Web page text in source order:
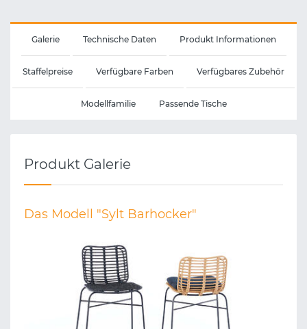
Galerie Technische Daten Produkt Informationen
Staffelpreise Verfügbare Farben Verfügbares Zubehör
Modellfamilie Passende Tische
Produkt Galerie
Das Modell "Sylt Barhocker"